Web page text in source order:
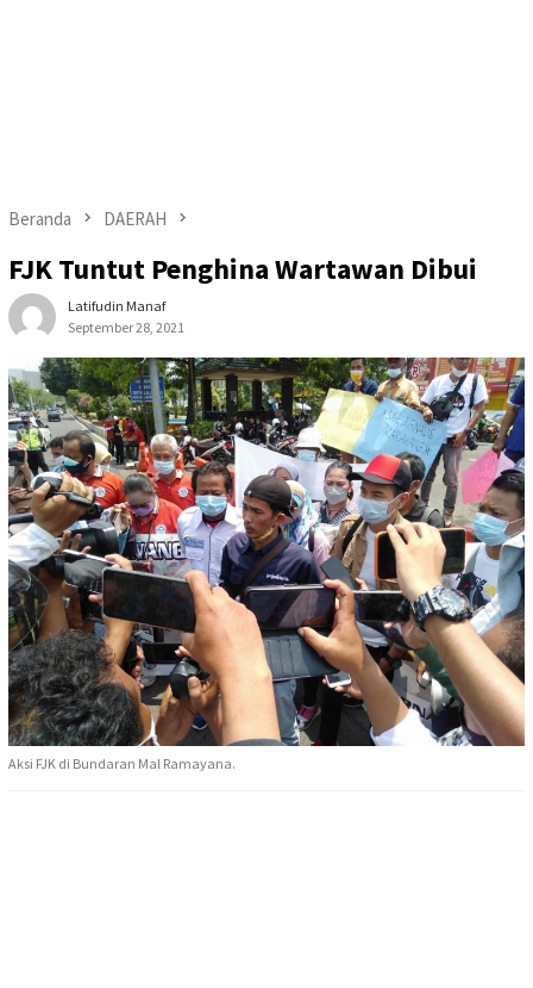
Beranda DAERAH
FJK Tuntut Penghina Wartawan Dibui
Latifudin Manaf
September 28, 2021
Aksi FJK di Bundaran Mal Ramayana.